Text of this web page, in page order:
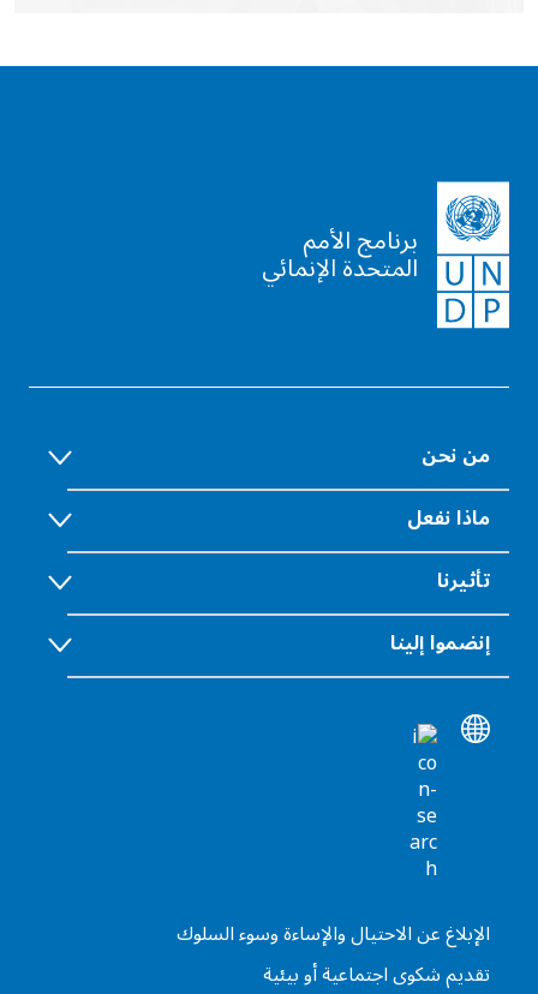
برنامج الأمم
المتحدة الإنمائي
من نحن
ماذا نفعل
تأثيرنا
إنضموا إلينا
الإبلاغ عن الاحتيال والإساءة وسوء السلوك
تقديم شكوى اجتماعية أو بيئية